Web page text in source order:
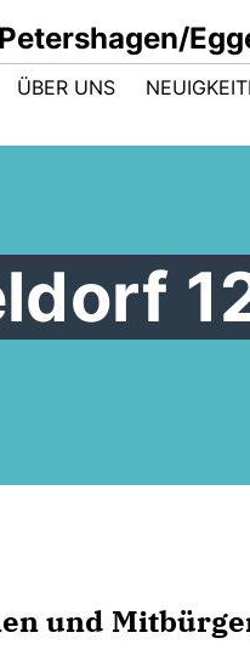
ÜBER UNS
und